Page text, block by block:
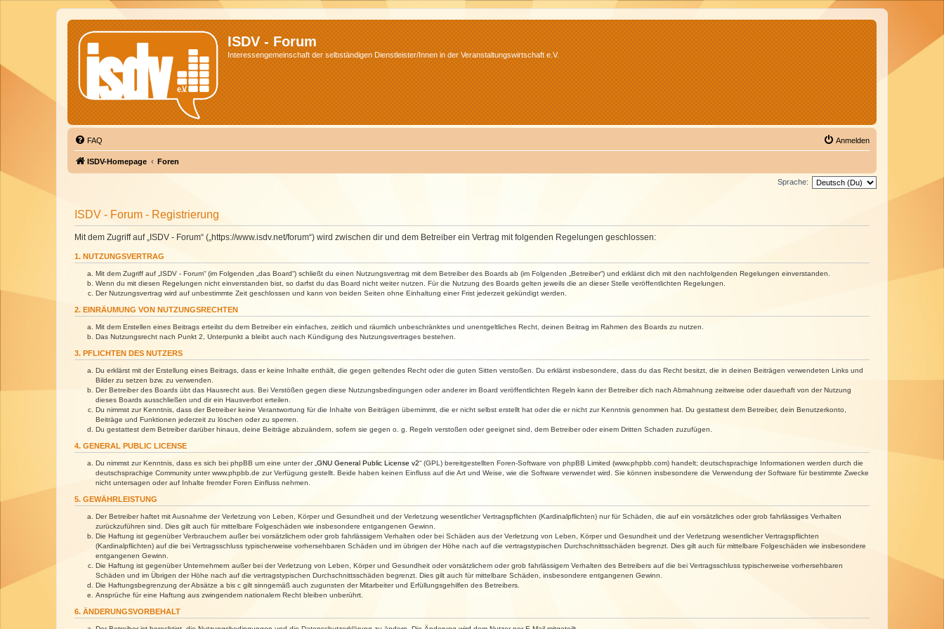
ISDV - Forum
Interessengemeinschaft der selbständigen Dienstleister/Innen in der Veranstaltungswirtschaft e.V.
FAQ Anmelden
ISDV-Homepage Foren
Sprache:
ISDV - Forum - Registrierung
Mit dem Zugriff auf „ISDV - Forum“ („https://www.isdv.net/forum“) wird zwischen dir und dem Betreiber ein Vertrag mit folgenden Regelungen geschlossen:
1. NUTZUNGSVERTRAG
Mit dem Zugriff auf „ISDV - Forum“ (im Folgenden „das Board“) schließt du einen Nutzungsvertrag mit dem Betreiber des Boards ab (im Folgenden „Betreiber“) und erklärst dich mit den nachfolgenden Regelungen einverstanden.
Wenn du mit diesen Regelungen nicht einverstanden bist, so darfst du das Board nicht weiter nutzen. Für die Nutzung des Boards gelten jeweils die an dieser Stelle veröffentlichten Regelungen.
Der Nutzungsvertrag wird auf unbestimmte Zeit geschlossen und kann von beiden Seiten ohne Einhaltung einer Frist jederzeit gekündigt werden.
2. EINRÄUMUNG VON NUTZUNGSRECHTEN
Mit dem Erstellen eines Beitrags erteilst du dem Betreiber ein einfaches, zeitlich und räumlich unbeschränktes und unentgeltliches Recht, deinen Beitrag im Rahmen des Boards zu nutzen.
Das Nutzungsrecht nach Punkt 2, Unterpunkt a bleibt auch nach Kündigung des Nutzungsvertrages bestehen.
3. PFLICHTEN DES NUTZERS
Du erklärst mit der Erstellung eines Beitrags, dass er keine Inhalte enthält, die gegen geltendes Recht oder die guten Sitten verstoßen. Du erklärst insbesondere, dass du das Recht besitzt, die in deinen Beiträgen verwendeten Links und
Bilder zu setzen bzw. zu verwenden.
Der Betreiber des Boards übt das Hausrecht aus. Bei Verstößen gegen diese Nutzungsbedingungen oder anderer im Board veröffentlichten Regeln kann der Betreiber dich nach Abmahnung zeitweise oder dauerhaft von der Nutzung
dieses Boards ausschließen und dir ein Hausverbot erteilen.
Du nimmst zur Kenntnis, dass der Betreiber keine Verantwortung für die Inhalte von Beiträgen übernimmt, die er nicht selbst erstellt hat oder die er nicht zur Kenntnis genommen hat. Du gestattest dem Betreiber, dein Benutzerkonto,
Beiträge und Funktionen jederzeit zu löschen oder zu sperren.
Du gestattest dem Betreiber darüber hinaus, deine Beiträge abzuändern, sofern sie gegen o. g. Regeln verstoßen oder geeignet sind, dem Betreiber oder einem Dritten Schaden zuzufügen.
4. GENERAL PUBLIC LICENSE
Du nimmst zur Kenntnis, dass es sich bei phpBB um eine unter der „ GNU General Public License v2“ (GPL) bereitgestellten Foren-Software von phpBB Limited (www.phpbb.com) handelt; deutschsprachige Informationen werden durch die
deutschsprachige Community unter www.phpbb.de zur Verfügung gestellt. Beide haben keinen Einfluss auf die Art und Weise, wie die Software verwendet wird. Sie können insbesondere die Verwendung der Software für bestimmte Zwecke
nicht untersagen oder auf Inhalte fremder Foren Einfluss nehmen.
5. GEWÄHRLEISTUNG
Der Betreiber haftet mit Ausnahme der Verletzung von Leben, Körper und Gesundheit und der Verletzung wesentlicher Vertragspflichten (Kardinalpflichten) nur für Schäden, die auf ein vorsätzliches oder grob fahrlässiges Verhalten
zurückzuführen sind. Dies gilt auch für mittelbare Folgeschäden wie insbesondere entgangenen Gewinn.
Die Haftung ist gegenüber Verbrauchern außer bei vorsätzlichem oder grob fahrlässigem Verhalten oder bei Schäden aus der Verletzung von Leben, Körper und Gesundheit und der Verletzung wesentlicher Vertragspflichten
(Kardinalpflichten) auf die bei Vertragsschluss typischerweise vorhersehbaren Schäden und im übrigen der Höhe nach auf die vertragstypischen Durchschnittsschäden begrenzt. Dies gilt auch für mittelbare Folgeschäden wie insbesondere
entgangenen Gewinn.
Die Haftung ist gegenüber Unternehmern außer bei der Verletzung von Leben, Körper und Gesundheit oder vorsätzlichem oder grob fahrlässigem Verhalten des Betreibers auf die bei Vertragsschluss typischerweise vorhersehbaren
Schäden und im Übrigen der Höhe nach auf die vertragstypischen Durchschnittsschäden begrenzt. Dies gilt auch für mittelbare Schäden, insbesondere entgangenen Gewinn.
Die Haftungsbegrenzung der Absätze a bis c gilt sinngemäß auch zugunsten der Mitarbeiter und Erfüllungsgehilfen des Betreibers.
Ansprüche für eine Haftung aus zwingendem nationalem Recht bleiben unberührt.
6. ÄNDERUNGSVORBEHALT